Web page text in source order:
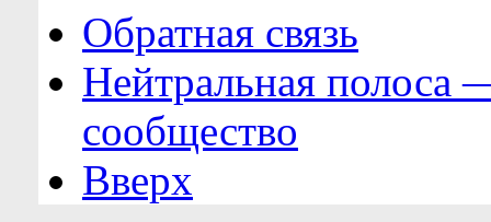
Обратная связь
Нейтральная полоса
сообщество
Вверх